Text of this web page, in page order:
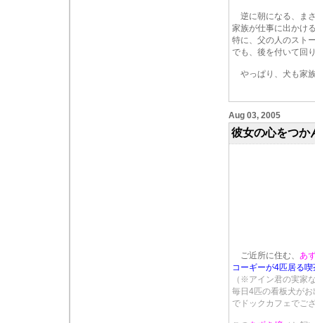
逆に朝になる、ま
家族が仕事に出かけ
特に、父の人のスト
でも、後を付いて回
やっぱり、犬も家
Aug 03, 2005
彼女の心をつか
ご近所に住む、 あ
コーギーが4匹居る
（※アイン君の実家
毎日4匹の看板犬が
でドックカフェでご